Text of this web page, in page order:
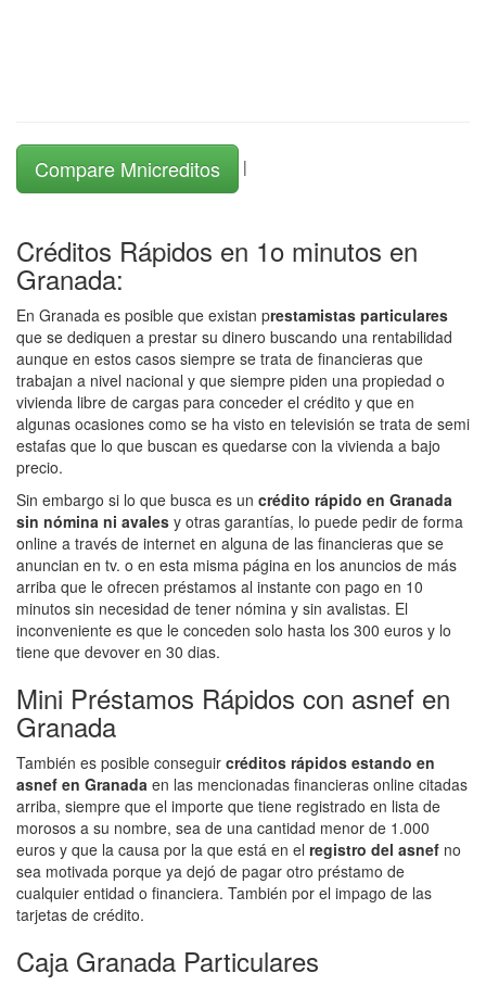
Compare Mnicreditos |
Créditos Rápidos en 1o minutos en
Granada:
En Granada es posible que existan prestamistas particulares
que se dediquen a prestar su dinero buscando una rentabilidad
aunque en estos casos siempre se trata de financieras que
trabajan a nivel nacional y que siempre piden una propiedad o
vivienda libre de cargas para conceder el crédito y que en
algunas ocasiones como se ha visto en televisión se trata de semi
estafas que lo que buscan es quedarse con la vivienda a bajo
precio.
Sin embargo si lo que busca es un crédito rápido en Granada
sin nómina ni avales y otras garantías, lo puede pedir de forma
online a través de internet en alguna de las financieras que se
anuncian en tv. o en esta misma página en los anuncios de más
arriba que le ofrecen préstamos al instante con pago en 10
minutos sin necesidad de tener nómina y sin avalistas. El
inconveniente es que le conceden solo hasta los 300 euros y lo
tiene que devover en 30 dias.
Mini Préstamos Rápidos con asnef en
Granada
También es posible conseguir créditos rápidos estando en
asnef en Granada en las mencionadas financieras online citadas
arriba, siempre que el importe que tiene registrado en lista de
morosos a su nombre, sea de una cantidad menor de 1.000
euros y que la causa por la que está en el registro del asnef no
sea motivada porque ya dejó de pagar otro préstamo de
cualquier entidad o financiera. También por el impago de las
tarjetas de crédito.
Caja Granada Particulares